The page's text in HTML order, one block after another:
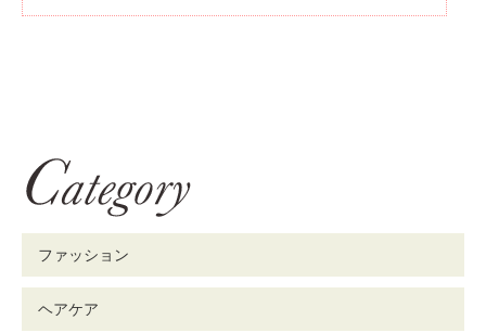
ファッション
ヘアケア